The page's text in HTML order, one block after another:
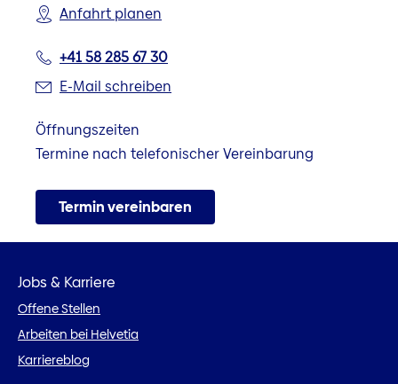
Anfahrt planen
+41 58 285 67 30
E-Mail schreiben
Öffnungszeiten
Termine nach telefonischer Vereinbarung
Termin vereinbaren
Jobs & Karriere
Offene Stellen
Arbeiten bei Helvetia
Karriereblog